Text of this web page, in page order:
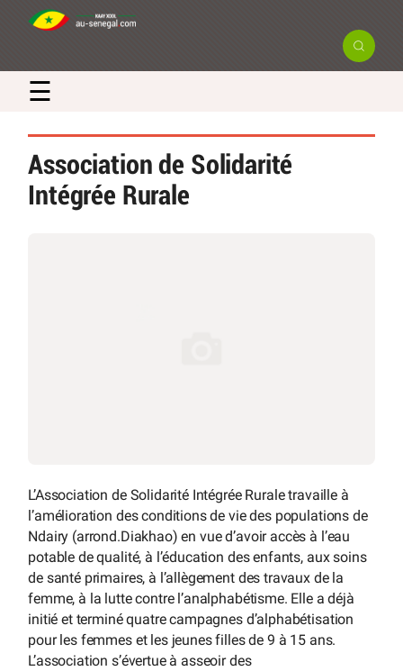
☰
Association de Solidarité
Intégrée Rurale
L’Association de Solidarité Intégrée Rurale travaille à
l’amélioration des conditions de vie des populations de
Ndairy (arrond.Diakhao) en vue d’avoir accès à l’eau
potable de qualité, à l’éducation des enfants, aux soins
de santé primaires, à l’allègement des travaux de la
femme, à la lutte contre l’analphabétisme. Elle a déjà
initié et terminé quatre campagnes d’alphabétisation
pour les femmes et les jeunes filles de 9 à 15 ans.
L’association s’évertue à asseoir des